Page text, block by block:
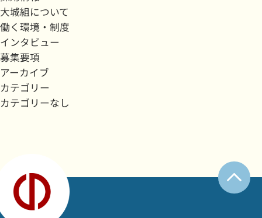
大城組について
働く環境・制度
インタビュー
募集要項
アーカイブ
カテゴリー
カテゴリーなし